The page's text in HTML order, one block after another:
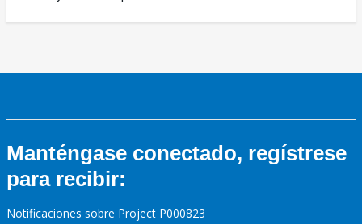
Manténgase conectado, regístrese
para recibir:
Notificaciones sobre Project P000823